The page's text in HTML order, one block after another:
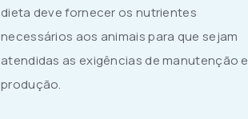
dieta deve fornecer os nutrientes
necessários aos animais para que sejam
atendidas as exigências de manutenção e
produção.